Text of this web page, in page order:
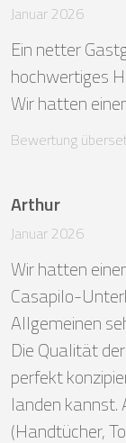
Januar 2026
Ein netter
hochwertiges
Wir hatten
Bewertung
Arthur
Januar 2026
Wir hatten
Casapilo-
Allgemeinen
Die Qualität
perfekt
landen
(Handtücher,